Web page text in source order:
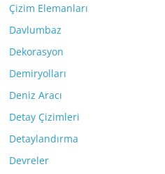
Çizim Elemanları
Davlumbaz
Dekorasyon
Demiryolları
Deniz Aracı
Detay Çizimleri
Detaylandırma
Devreler